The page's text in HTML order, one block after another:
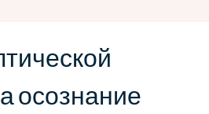
осознание